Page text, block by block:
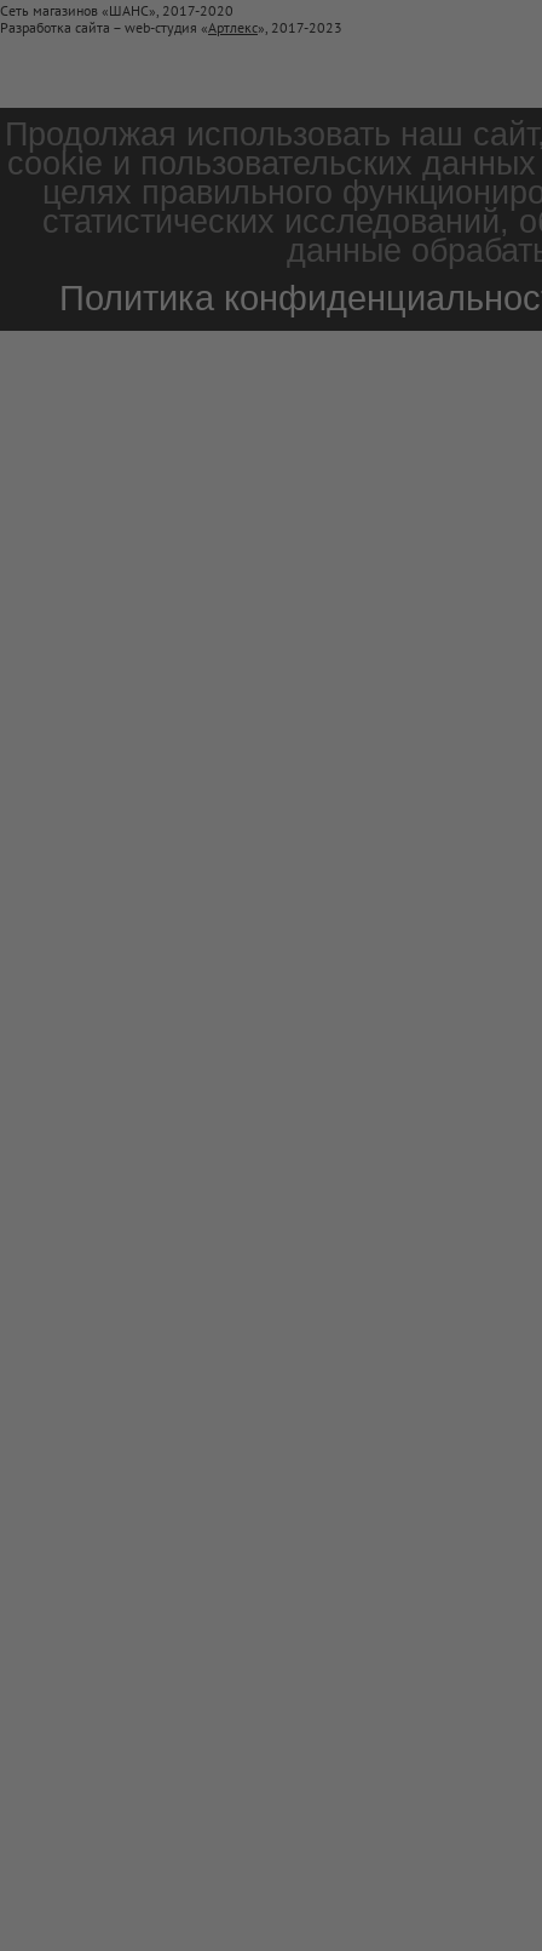
Сеть магазинов «ШАНС», 2017-2020
Разработка сайта – web-студия «Артлекс», 2017-2023
Продолжая использовать наш
cookie и пользовательских
целях правильного
статистических
данные
Политика